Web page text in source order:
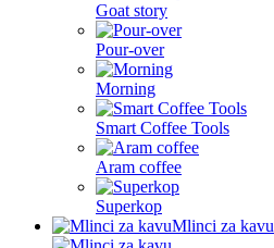
Goat story
Pour-over
Morning
Smart Coffee Tools
Aram coffee
Superkop
Mlinci za kavu